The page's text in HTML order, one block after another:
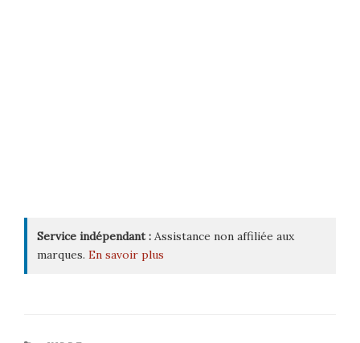
Service indépendant : Assistance non affiliée aux
marques. En savoir plus